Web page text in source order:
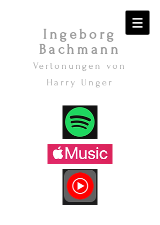
Ingeborg
Bachmann
Vertonungen von
Harry Unger